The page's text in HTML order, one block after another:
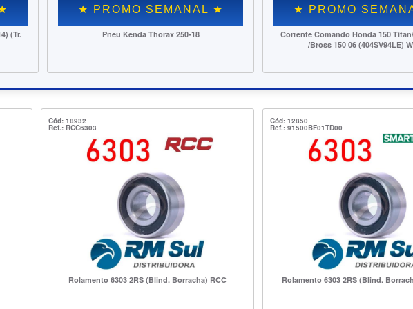
★ PROMO SEMANAL ★
Corrente Comando Honda 150 Titan/Fan 125 09
$ PONTA DE ESTOQUE $
★ PROMO SEMANAL ★
Cilindro Motor (Kit) (C/ Pist-anel) Honda 150
Titan/Fan/Bross Vulcan ==
Cód: 18932
Ref.: RCC6303
Rolamento 6303 2RS (Blind. Borracha) RCC
Cód: 12850
Ref.: 91500BF01TD00
Rolamento 6303 2RS (Blind.